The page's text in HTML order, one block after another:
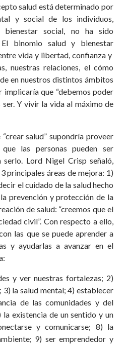
salud está determinado por
y social de los individuos,
social, no ha sido
El binomio salud y bienestar
vida y libertad, confianza y
nuestras relaciones, el cómo
en nuestros distintos ámbitos
implicaría que “debemos poder
Y vivir la vida al máximo de
salud” supondría proveer
las personas pueden ser
serlo. Lord Nigel Crisp señaló,
principales áreas de mejora: 1)
el cuidado de la salud hecho
prevención y protección de la
de salud: “creemos que el
civil”. Con respecto a ello,
las que se puede aprender a
y ayudarlas a avanzar en el
y ver nuestras fortalezas; 2)
la salud mental; 4) establecer
de las comunidades y del
existencia de un sentido y un
y comunicarse; 8) la
9) ser emprendedor y